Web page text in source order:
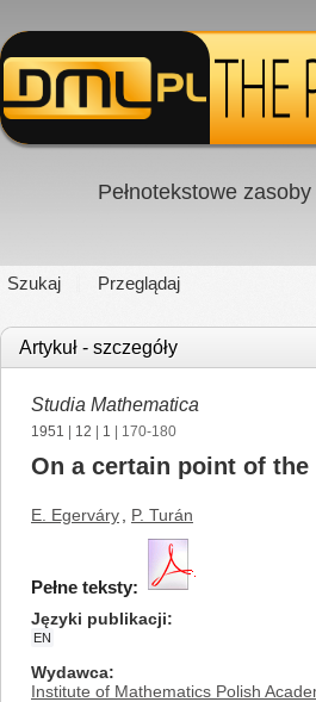
Pełnotekstowe
Szukaj Przeglądaj
Artykuł - szczegóły
Studia Mathematica
1951 12 1 | 170-180
On a certain point of
E. Egerváry P. Turán
Pełne teksty:
Języki publikacji
EN
Wydawca
Institute of Mathematics Polish